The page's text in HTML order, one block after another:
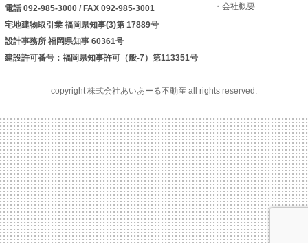
電話 092-985-3000 / FAX 092-985-3001
宅地建物取引業 福岡県知事(3)第 17889号
設計事務所 福岡県知事 60361号
建設許可番号：福岡県知事許可（般-7）第113351号
・会社概要
copyright 株式会社あいあーる不動産 all rights reserved.